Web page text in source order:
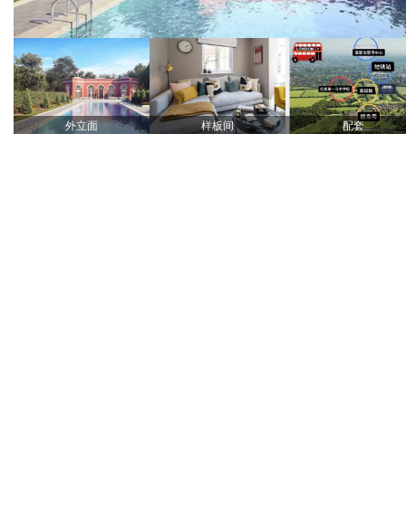
外立面 样板间 配套